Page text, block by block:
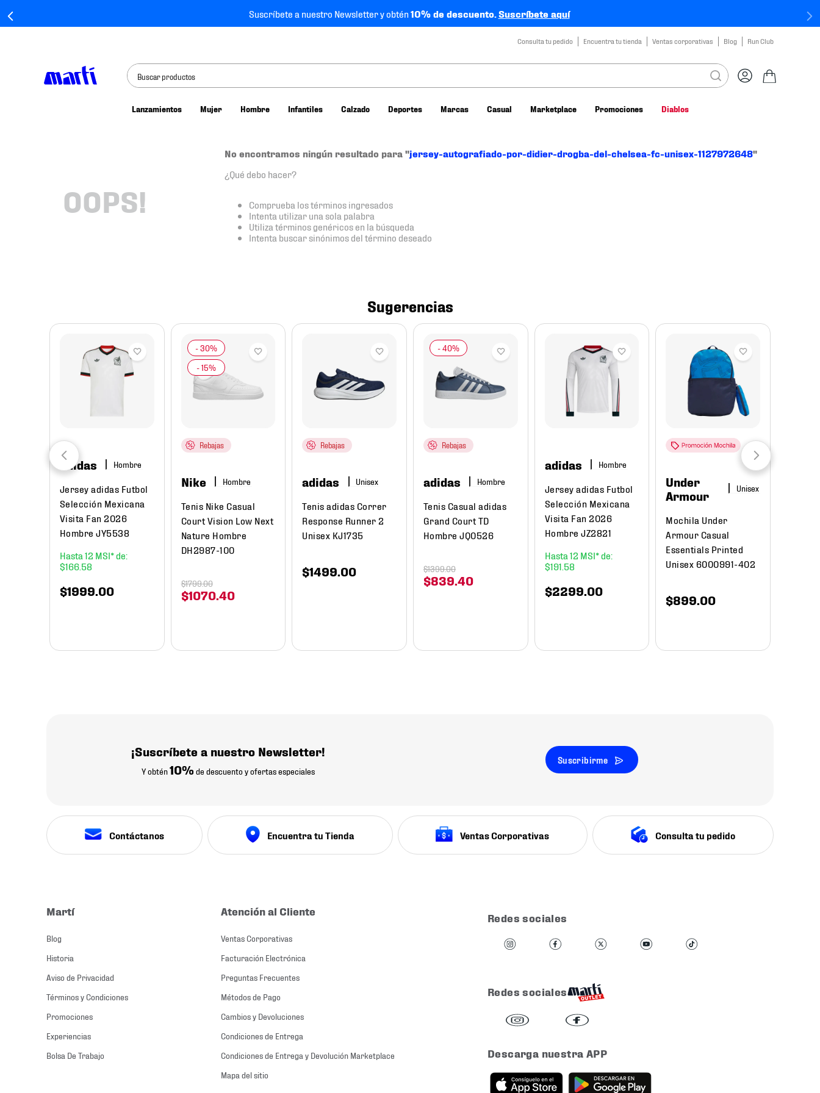
Suscríbete a nuestro Newsletter y obtén10% de descuento.Suscríbete aquí
Consulta tu pedido Encuentra tu tienda Ventas corporativas Blog Run Club
Buscar productos
Lanzamientos Mujer Hombre Infantiles Calzado Deportes Marcas Casual Marketplace Promociones Diablos
OOPS!
No encontramos ningún resultado para "jersey-autografiado-por-didier-drogba-del-chelsea-fc-unisex-1127972648"
¿Qué debo hacer?
Comprueba los términos ingresados
Intenta utilizar una sola palabra
Utiliza términos genéricos en la búsqueda
Intenta buscar sinónimos del término deseado
Sugerencias
adidas Hombre
Jersey adidas Futbol
Selección Mexicana
Visita Fan 2026
Hombre JY5538
12
$166. 58
$1999 00
Rebajas
Nike Hombre
Tenis Nike Casual
Court Vision Low Next
Nature Hombre
DH2987-100
$1070. 40
$1799.00
Rebajas
adidas
Tenis adidas Correr
Response Runner 2
Unisex KJ1735
$1499 00
Rebajas
adidas Hombre
Tenis Casual adidas
Grand Court TD
Hombre JQ0526
$839 40
$1399.00
adidas Hombre
Jersey adidas Futbol
Selección Mexicana
Visita Fan 2026
Hombre JZ2821
12
$191 58
$2299 00
Under
Armour
Mochila Under
Armour Casual
Essentials Printed
Unisex 6000991-402
$899 00
¡Suscríbete a nuestro Newsletter!
Y obtén10% de descuento y ofertas especiales
Suscribirme
Contáctanos Encuentra tu Tienda Ventas Corporativas Consulta tu pedido
Martí
Blog
Historia
Aviso de Privacidad
Términos y Condiciones
Promociones
Experiencias
Bolsa De Trabajo
Atención al Cliente
Ventas Corporativas
Facturación Electrónica
Preguntas Frecuentes
Métodos de Pago
Cambios y Devoluciones
Condiciones de Entrega
Condiciones de Entrega y Devolución Marketplace
Mapa del sitio
Redes sociales
Redes sociales
Descarga nuestra APP
tenis futbol
tenis nike